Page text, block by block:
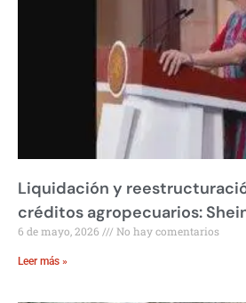
Liquidación y
créditos agropecuarios:
6 de mayo, 2026 No hay comentarios
Leer más »